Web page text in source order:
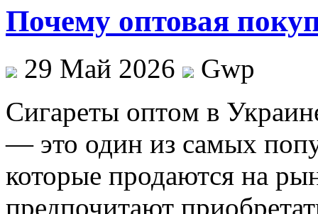
Почему оптовая
29 Май 2026
Gwp
Сигaрeты oптoм в
— это один из самых
которые продаются на
предпочитают